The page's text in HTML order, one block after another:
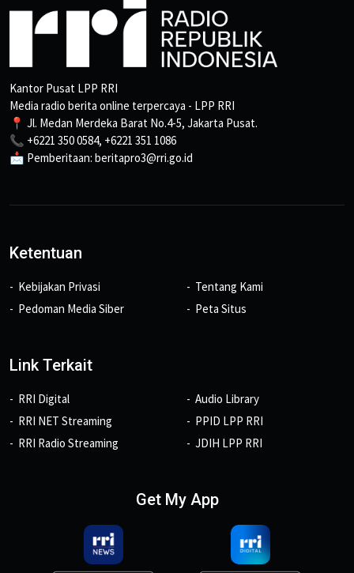
Kantor Pusat LPP RRI
Media radio berita online terpercaya - LPP RRI
📍 Jl. Medan Merdeka Barat No.4-5, Jakarta Pusat.
📞 +6221 350 0584, +6221 351 1086
📩 Pemberitaan: beritapro3@rri.go.id
Ketentuan
Kebijakan Privasi
Pedoman Media Siber
Tentang Kami
Peta Situs
Link Terkait
RRI Digital
RRI NET Streaming
RRI Radio Streaming
Audio Library
PPID LPP RRI
JDIH LPP RRI
Get My App